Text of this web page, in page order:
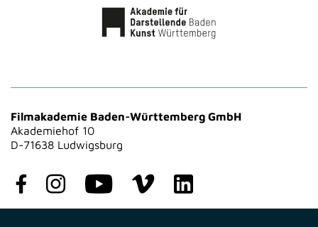
Filmakademie Baden-Württemberg GmbH
Akademiehof 10
D-71638 Ludwigsburg